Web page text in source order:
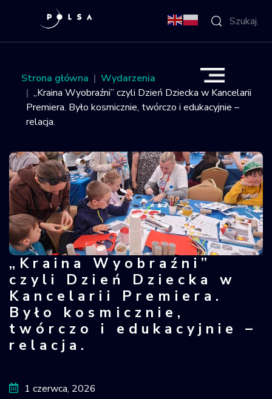
O Agencji
Aktywności
NSIS
Sektor
Polska w
kosmosie
Krajowy Rejestr
Obiektów
Kosmicznych
Strona główna
Wydarzenia
„Kraina Wyobraźni” czyli Dzień Dziecka w Kancelarii
Premiera. Było kosmicznie, twórczo i edukacyjnie –
relacja.
„Kraina Wyobraźni” czyli Dzień
„Kraina Wyobraźni”
czyli Dzień Dziecka w
Kancelarii Premiera.
Było kosmicznie,
twórczo i edukacyjnie –
relacja.
1 czerwca, 2026